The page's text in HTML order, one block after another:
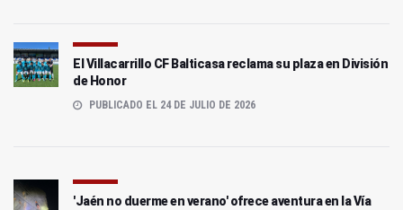
El Villacarrillo CF Balticasa reclama su plaza en División
de Honor
PUBLICADO EL 24 DE JULIO DE 2026
'Jaén no duerme en verano' ofrece aventura en la Vía